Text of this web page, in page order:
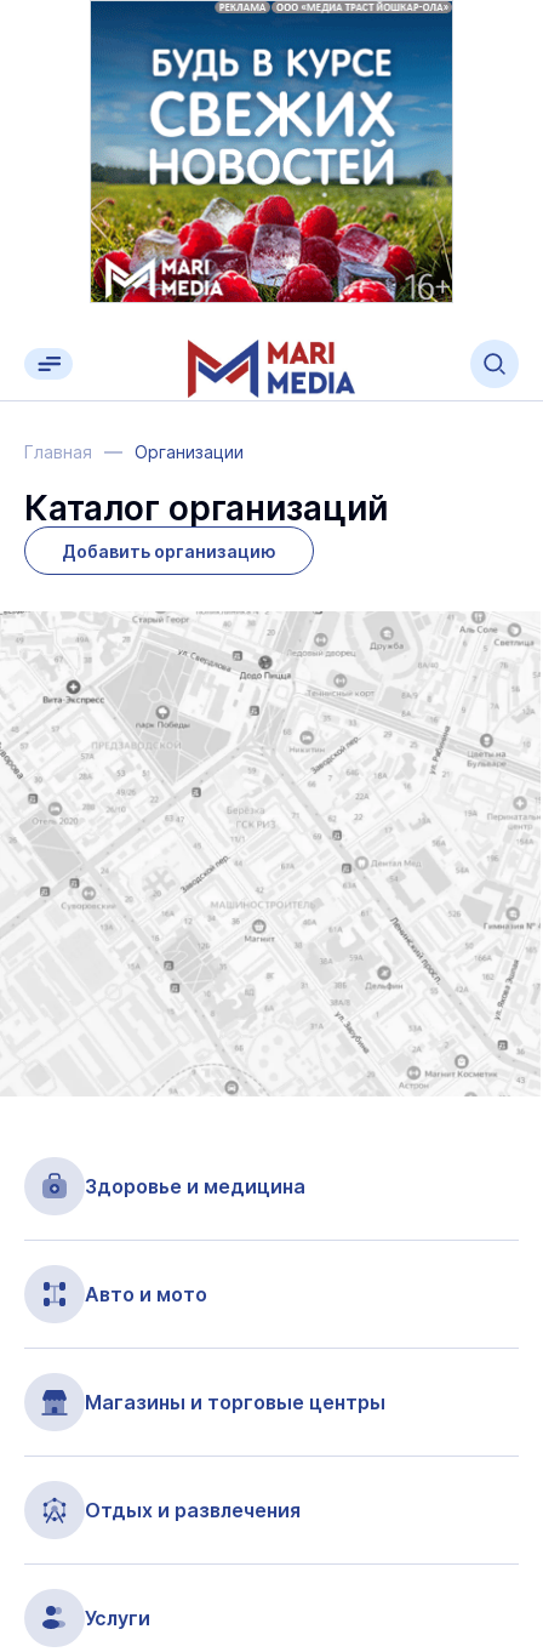
Главная Организации
Каталог организаций
Добавить организацию
Здоровье и медицина
Авто и мото
Магазины и торговые центры
Отдых и развлечения
Услуги